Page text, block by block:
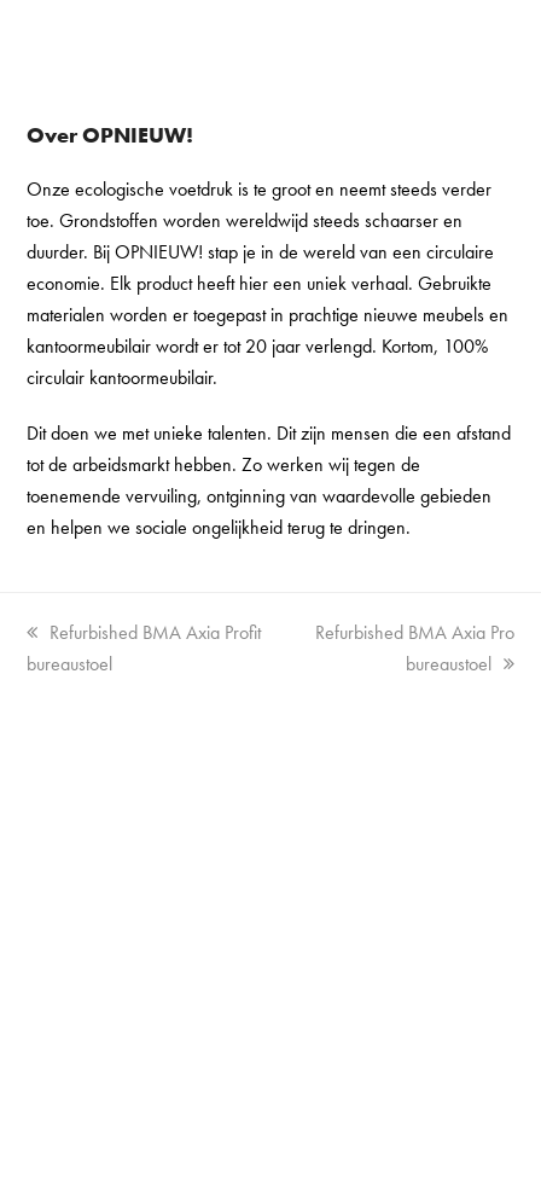
Over OPNIEUW!
Onze ecologische voetdruk is te groot en neemt steeds verder
toe. Grondstoffen worden wereldwijd steeds schaarser en
duurder. Bij OPNIEUW! stap je in de wereld van een circulaire
economie. Elk product heeft hier een uniek verhaal. Gebruikte
materialen worden er toegepast in prachtige nieuwe meubels en
kantoormeubilair wordt er tot 20 jaar verlengd. Kortom, 100%
circulair kantoormeubilair.
Dit doen we met unieke talenten. Dit zijn mensen die een afstand
tot de arbeidsmarkt hebben. Zo werken wij tegen de
toenemende vervuiling, ontginning van waardevolle gebieden
en helpen we sociale ongelijkheid terug te dringen.
Vorige
tab:
Refurbished BMA Axia Profit
bureaustoel
next
Refurbished BMA Axia Pro
bureaustoel